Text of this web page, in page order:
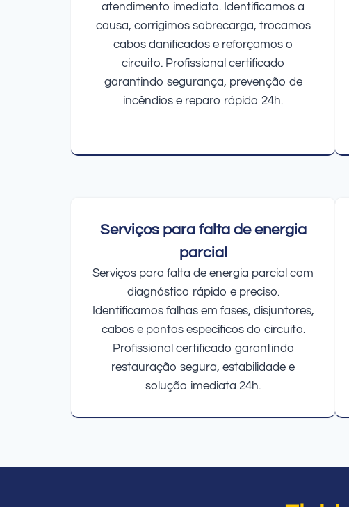
atendimento imediato. Identificamos a
causa, corrigimos sobrecarga, trocamos
cabos danificados e reforçamos o
circuito. Profissional certificado
garantindo segurança, prevenção de
incêndios e reparo rápido 24h.
Serviços para falta de energia
parcial
Serviços para falta de energia parcial com
diagnóstico rápido e preciso.
Identificamos falhas em fases, disjuntores,
cabos e pontos específicos do circuito.
Profissional certificado garantindo
restauração segura, estabilidade e
solução imediata 24h.